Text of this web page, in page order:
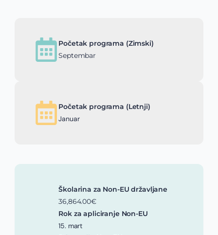
Početak programa (Zimski)
Septembar
Početak programa (Letnji)
Januar
Školarina za Non-EU državljane
36,864.00€
Rok za apliciranje Non-EU
15. mart